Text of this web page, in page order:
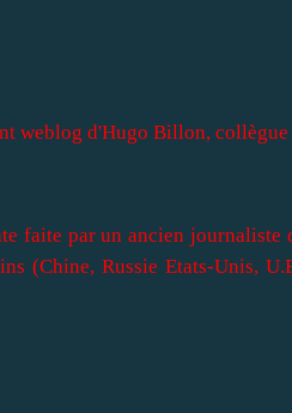
weblog d'Hugo Billon,
faite par un ancien journaliste
(Chine, Russie Etats-Unis,